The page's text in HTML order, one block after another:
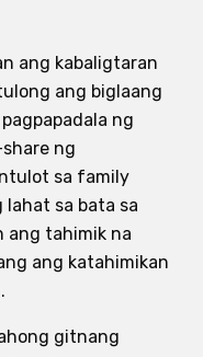
ang kabaligtaran
ang biglaang
ng
ng
sa family
lahat sa bata sa
ang tahimik na
ang katahimikan
gitnang